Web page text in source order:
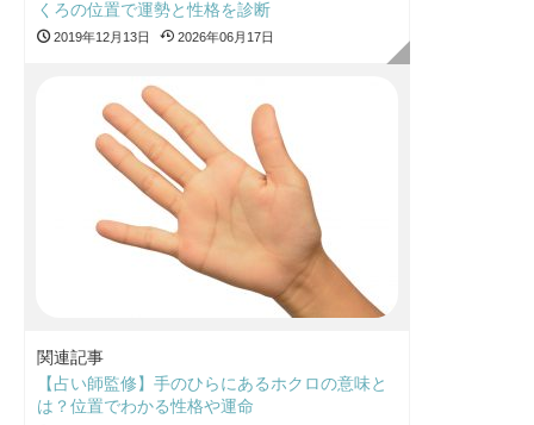
くろの位置で運勢と性格を診断
2019年12月13日 2026年06月17日
関連記事
【占い師監修】手のひらにあるホクロの意味と
は？位置でわかる性格や運命